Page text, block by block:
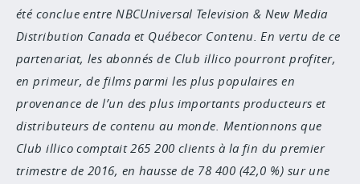
été conclue entre NBCUniversal Television & New Media
Distribution Canada et Québecor Contenu. En vertu de ce
partenariat, les abonnés de Club illico pourront profiter,
en primeur, de films parmi les plus populaires en
provenance de l’un des plus importants producteurs et
distributeurs de contenu au monde. Mentionnons que
Club illico comptait 265 200 clients à la fin du premier
trimestre de 2016, en hausse de 78 400 (42,0 %) sur une